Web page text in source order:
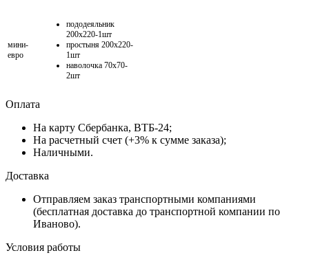
мини-
евро
пододеяльник
200х220-1шт
простыня 200х220-
1шт
наволочка 70х70-
2шт
Оплата
На карту Сбербанка, ВТБ-24;
На расчетный счет (+3% к сумме заказа);
Наличными.
Доставка
Отправляем заказ транспортными компаниями
(бесплатная доставка до транспортной компании по
Иваново).
Условия работы